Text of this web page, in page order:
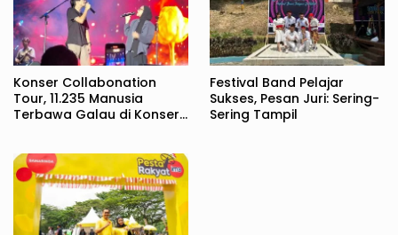
Konser Collabonation
Tour, 11.235 Manusia
Terbawa Galau di Konser
Festival Band Pelajar
Sukses, Pesan Juri: Sering-
Sering Tampil